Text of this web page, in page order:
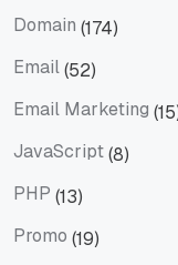
Domain (174)
Email(52)
Email Marketing
JavaScript(8)
PHP (13)
Promo (19)